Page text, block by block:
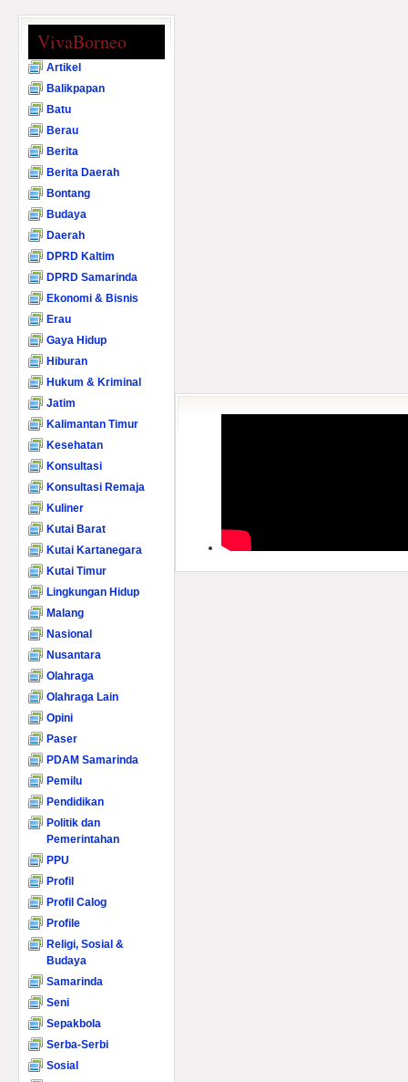
VivaBorneo
Artikel
Balikpapan
Batu
Berau
Berita
Berita Daerah
Bontang
Budaya
Daerah
DPRD Kaltim
DPRD Samarinda
Ekonomi & Bisnis
Erau
Gaya Hidup
Hiburan
Hukum & Kriminal
Jatim
Kalimantan Timur
Kesehatan
Konsultasi
Konsultasi Remaja
Kuliner
Kutai Barat
Kutai Kartanegara
Kutai Timur
Lingkungan Hidup
Malang
Nasional
Nusantara
Olahraga
Olahraga Lain
Opini
Paser
PDAM Samarinda
Pemilu
Pendidikan
Politik dan
Pemerintahan
PPU
Profil
Profil Calog
Profile
Religi, Sosial &
Budaya
Samarinda
Seni
Sepakbola
Serba-Serbi
Sosial